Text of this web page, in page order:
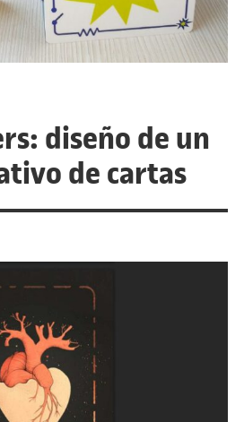
diseño de un
de cartas